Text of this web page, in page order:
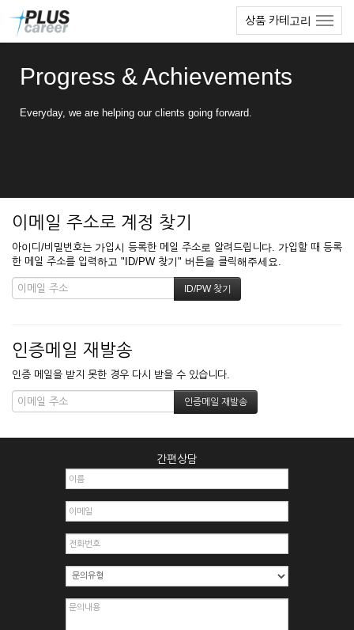
상품 카테고리
Progress & Achievements
Everyday, we are helping our clients going forward.
이메일 주소로 계정 찾기
아이디/비밀번호는 가입시 등록한 메일 주소로 알려드립니다. 가입할 때 등록
한 메일 주소를 입력하고 "ID/PW 찾기" 버튼을 클릭해주세요.
인증메일 재발송
인증 메일을 받지 못한 경우 다시 받을 수 있습니다.
간편상담